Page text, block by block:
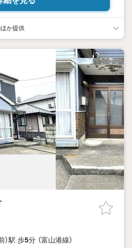
探しを全力でお手伝いいたします！！n
ーンのご相談も承ります(^^)/nその他リ
ほか提供
）駅 歩5分 （富山港線）